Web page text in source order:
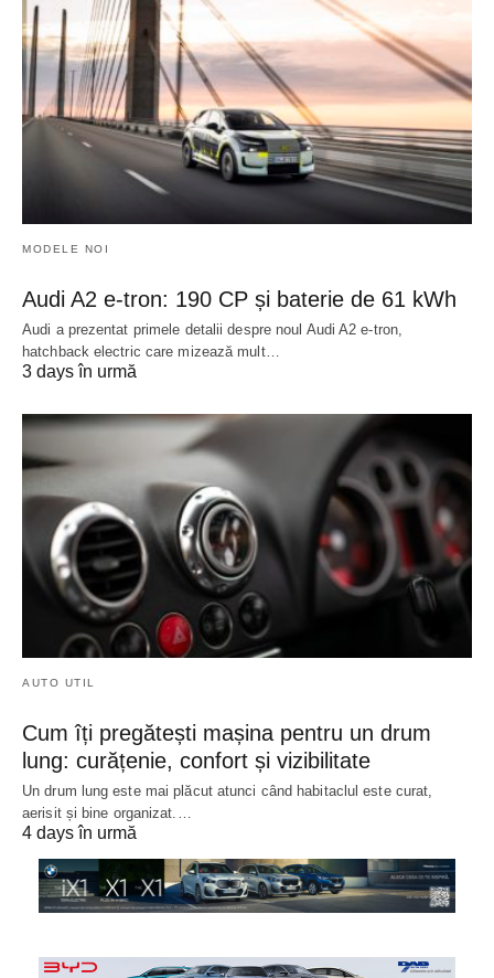
MODELE NOI
Audi A2 e-tron: 190 CP și baterie de 61 kWh
Audi a prezentat primele detalii despre noul Audi A2 e-tron,
hatchback electric care mizează mult…
3 days în urmă
AUTO UTIL
Cum îți pregătești mașina pentru un drum
lung: curățenie, confort și vizibilitate
Un drum lung este mai plăcut atunci când habitaclul este curat,
aerisit și bine organizat.…
4 days în urmă